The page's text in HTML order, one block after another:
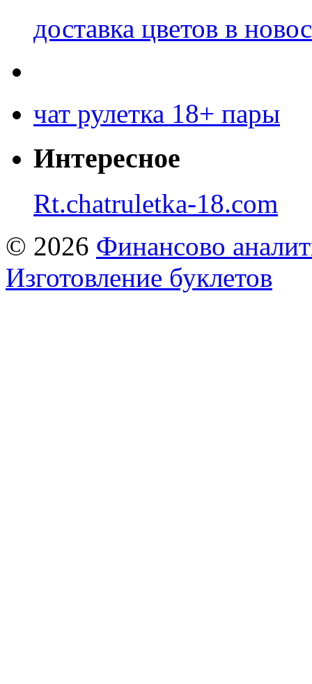
доставка цветов в
чат рулетка 18+ пары
Интересное
Rt.chatruletka-18.com
© 2026 Финансово
Изготовление буклетов